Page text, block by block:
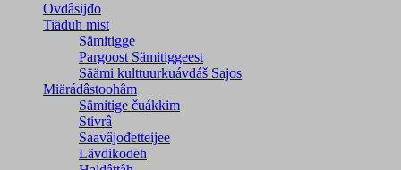
Ovdâsijđo
Tiäđuh mist
Sämitigge
Pargoost Sämitiggeest
Säämi kulttuurkuávdáš Sajos
Miärádâstoohâm
Sämitige čuákkim
Stivrâ
Saavâjođetteijee
Lävdikodeh